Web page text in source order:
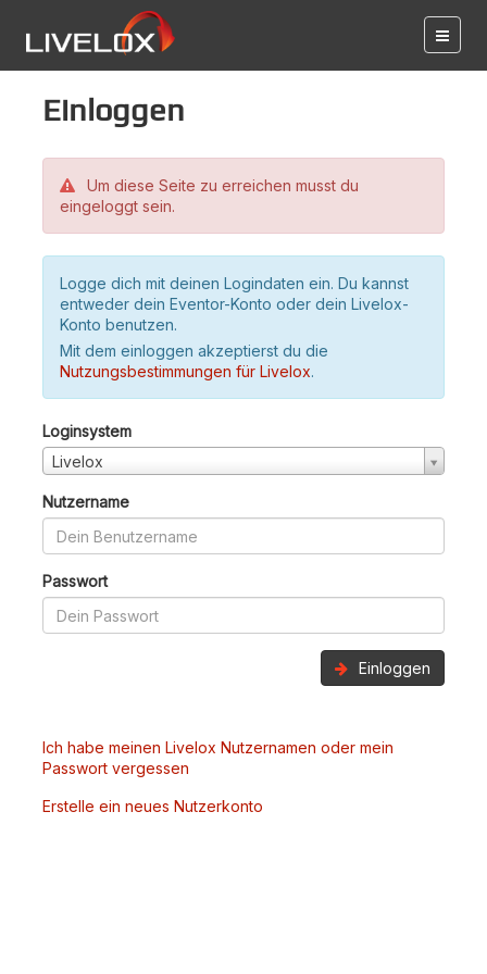
Einloggen
Um diese Seite zu erreichen musst du
eingeloggt sein.
Logge dich mit deinen Logindaten ein. Du kannst
entweder dein Eventor-Konto oder dein Livelox-
Konto benutzen.
Mit dem einloggen akzeptierst du die
Nutzungsbestimmungen für Livelox.
Loginsystem
Livelox
Nutzername
Passwort
Einloggen
Ich habe meinen Livelox Nutzernamen oder mein
Passwort vergessen
Erstelle ein neues Nutzerkonto